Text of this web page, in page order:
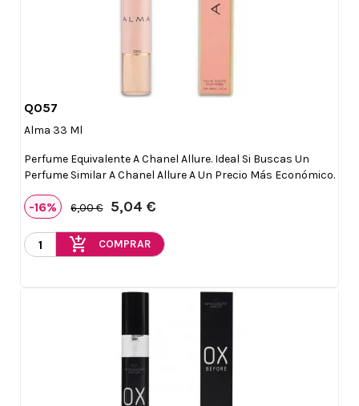
Q057
Alma 33 Ml
Perfume Equivalente A Chanel Allure. Ideal Si Buscas Un
Perfume Similar A Chanel Allure A Un Precio Más Económico.
-16% 6,00 € 5,04 €
add_shopping_cart COMPRAR